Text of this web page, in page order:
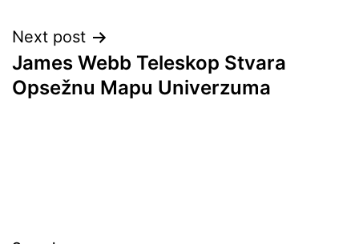
Next post
James Webb Teleskop Stvara
Opsežnu Mapu Univerzuma